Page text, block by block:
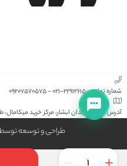
شماره تماس :021-22912615
-
09207570575
آدرس :کیش، میدان ابشار، مرکز خرید
طراحی و توسعه